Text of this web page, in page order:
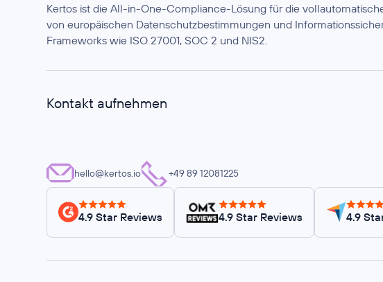
Kertos ist die All-in-One-Compliance-Lösung für die
von europäischen Datenschutzbestimmungen und
Frameworks wie ISO 27001, SOC 2 und NIS2.
Kontakt aufnehmen
hello@kertos.io +49 89 12081225
4.9 Star Reviews 4.9 Star Reviews 4.9